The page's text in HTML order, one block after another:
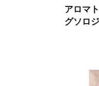
アロマ
グソロ